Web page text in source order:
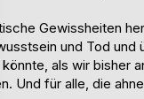
Gewissheiten
und Tod
als wir bisher
Und für alle, die